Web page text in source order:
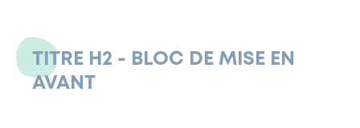
robusta. Carajillo, viennese americano
TITRE H2 - BLOC DE MISE EN
AVANT